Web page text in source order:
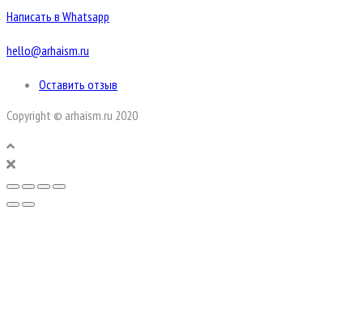
Написать в Whatsapp
hello@arhaism.ru
Оставить отзыв
Copyright © arhaism.ru 2020